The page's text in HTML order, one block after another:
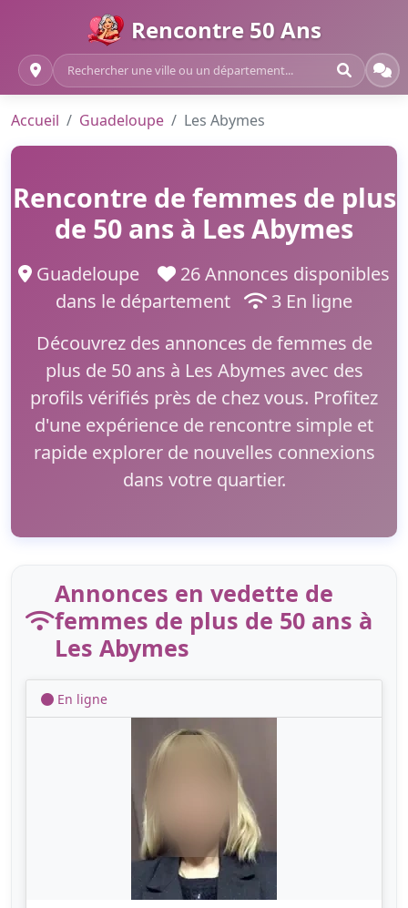
Rencontre 50 Ans
Accueil Guadeloupe Les Abymes
Rencontre de femmes de plus
de 50 ans à Les Abymes
Guadeloupe
26 Annonces disponibles
dans le département
3 En ligne
Découvrez des annonces de femmes de
plus de 50 ans à Les Abymes avec des
profils vérifiés près de chez vous. Profitez
d'une expérience de rencontre simple et
rapide explorer de nouvelles connexions
dans votre quartier.
Annonces en vedette de
femmes de plus de 50 ans à
Les Abymes
En ligne